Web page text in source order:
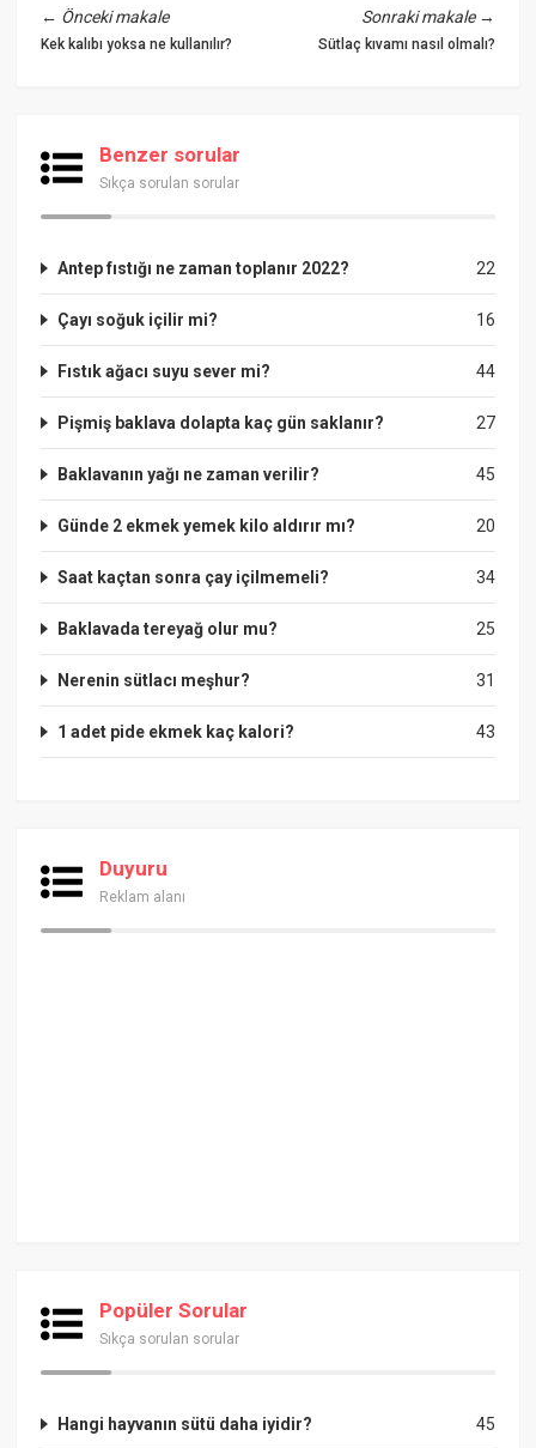
← Önceki makale
Kek kalıbı yoksa ne kullanılır?
Sonraki makale→
Sütlaç kıvamı nasıl olmalı?
Benzer sorular
Sıkça sorulan sorular
22
Antep fıstığı ne zaman toplanır 2022?
16
Çayı soğuk içilir mi?
44
Fıstık ağacı suyu sever mi?
27
Pişmiş baklava dolapta kaç gün saklanır?
45
Baklavanın yağı ne zaman verilir?
20
Günde 2 ekmek yemek kilo aldırır mı?
34
Saat kaçtan sonra çay içilmemeli?
25
Baklavada tereyağ olur mu?
31
Nerenin sütlacı meşhur?
43
1 adet pide ekmek kaç kalori?
Duyuru
Reklam alanı
Popüler Sorular
Sıkça sorulan sorular
45
Hangi hayvanın sütü daha iyidir?